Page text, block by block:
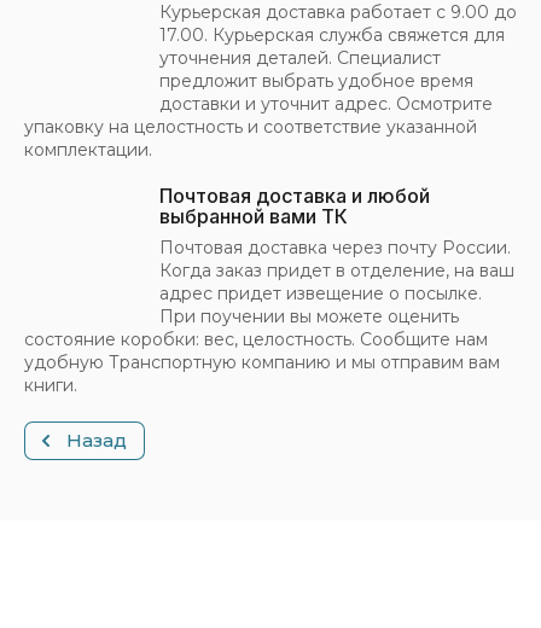
Курьерская доставка работает с 9.00 до
17.00. Курьерская служба свяжется для
уточнения деталей. Специалист
предложит выбрать удобное время
доставки и уточнит адрес. Осмотрите
упаковку на целостность и соответствие указанной
комплектации.
Почтовая доставка и любой
выбранной вами ТК
Почтовая доставка через почту России.
Когда заказ придет в отделение, на ваш
адрес придет извещение о посылке.
При поучении вы можете оценить
состояние коробки: вес, целостность. Сообщите нам
удобную Транспортную компанию и мы отправим вам
книги.
Назад